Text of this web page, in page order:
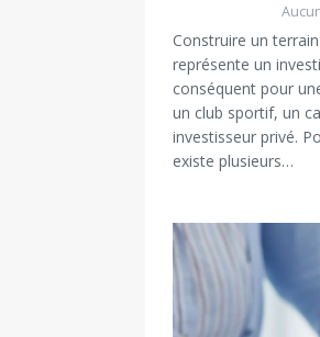
Construire un
représente un
conséquent pour
un club sportif, un
investisseur privé.
existe plusieurs…